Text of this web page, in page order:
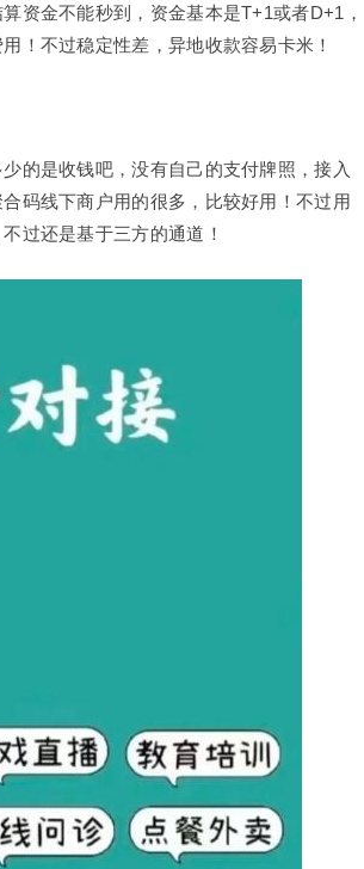
资金不能秒到，资金基本是T+1或者D+1，
！不过稳定性差，异地收款容易卡米！
的是收钱吧，没有自己的支付牌照，接入
码线下商户用的很多，比较好用！不过用
过还是基于三方的通道！